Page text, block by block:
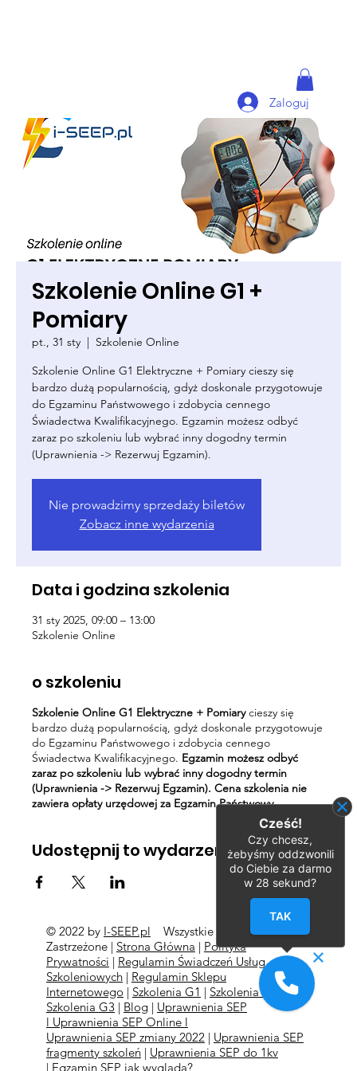
Zaloguj
Szkolenie Online G1 +
Pomiary
pt., 31 sty
  |
Szkolenie Online
Szkolenie Online G1 Elektryczne + Pomiary cieszy się
bardzo dużą popularnością, gdyż doskonale przygotowuje
do Egzaminu Państwowego i zdobycia cennego
Świadectwa Kwalifikacyjnego. Egzamin możesz odbyć
zaraz po szkoleniu lub wybrać inny dogodny termin
(Uprawnienia -> Rezerwuj Egzamin).
Nie prowadzimy sprzedaży biletów
Zobacz inne wydarzenia
Data i godzina szkolenia
31 sty 2025, 09:00 – 13:00
Szkolenie Online
o szkoleniu
Szkolenie Online G1 Elektryczne + Pomiarycieszy się
bardzo dużą popularnością, gdyż doskonale przygotowuje
do Egzaminu Państwowego i zdobycia cennego
Świadectwa Kwalifikacyjnego. Egzamin możesz odbyć
zaraz po szkoleniu lub wybrać inny dogodny termin
(Uprawnienia -> Rezerwuj Egzamin). Cena szkolenia nie
zawiera opłaty urzędowej za Egzamin Państwowy.
Udostępnij to wydarzenie
© 2022 by I-SEEP.pl
Wszystkie Prawa
Zastrzeżone | Strona Główna | Polityka
Prywatności | Regulamin Świadczeń Usług
Szkoleniowych| Regulamin Sklepu
Internetowego | Szkolenia G1 | Szkolenia G2
l
Szkolenia G3 | Blog| Uprawnienia SEP
l Uprawnienia SEP Online l
Uprawnienia SEP zmiany 2022 | Uprawnienia SEP
fragmenty szkoleń | Uprawnienia SEP do 1kv
| Egzamin SEP jak wygląda?
Cześć!
Czy chcesz,
żebyśmy oddzwonili
do Ciebie za darmo
w 28 sekund?
TAK